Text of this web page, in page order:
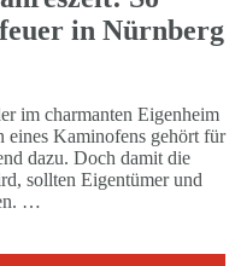
in Nürnberg
im charmanten Eigenheim
eines Kaminofens gehört für
dazu. Doch damit die
sollten Eigentümer und
…